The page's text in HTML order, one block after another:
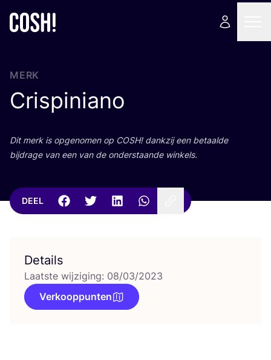
MERK
Crispiniano
Dit merk is opge­no­men op COSH! dank­zij een betaal­de
bij­dra­ge van een van de onder­staan­de winkels.
DEEL
Details
Laatste wijziging: 08/03/2023
Verkooppunten